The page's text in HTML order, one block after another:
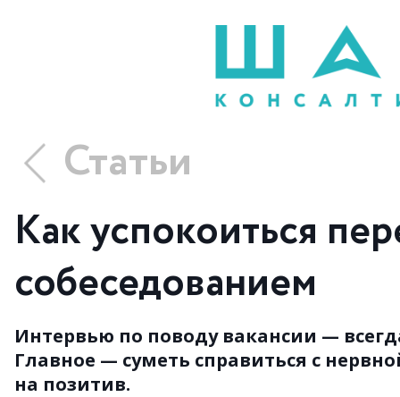
Статьи
Как успокоиться
собеседованием
Интервью по поводу вакансии —
Главное — суметь справиться с
на позитив.